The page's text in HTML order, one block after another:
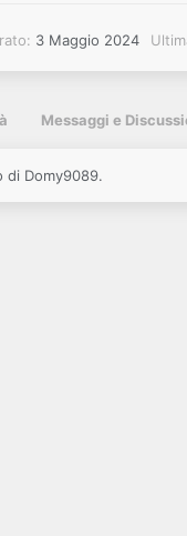
3 Maggio 2024
Messaggi e
di Domy9089.